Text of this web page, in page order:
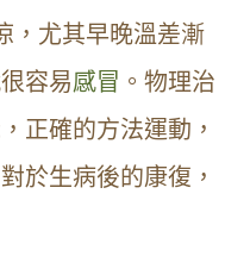
，尤其早晚溫差漸
容易感冒 。物理治
正確的方法運動，
於生病後的康復，